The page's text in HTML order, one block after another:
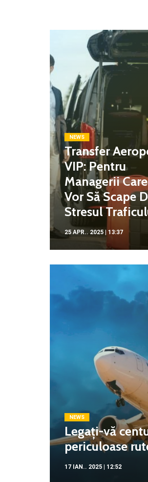
NEWS
Transfer
VIP: Pentru
Managerii Care
Vor Să Scape
Stresul
25 APR.. 2025 | 13:37
NEWS
Legați-vă
periculoase
17 IAN.. 2025 | 12:52